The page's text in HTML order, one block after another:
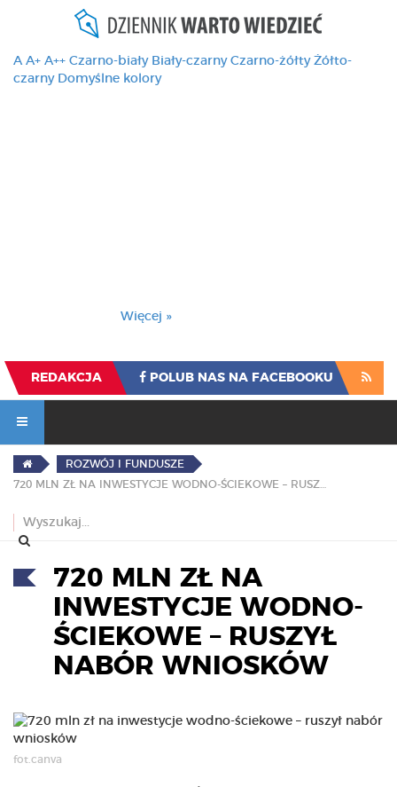
A A+ A++ Czarno-biały Biały-czarny Czarno-żółty Żółto-
czarny Domyślne kolory
Więcej »
REDAKCJA POLUB NAS NA FACEBOOKU
ROZWÓJ I FUNDUSZE
720 MLN ZŁ NA
INWESTYCJE WODNO-
ŚCIEKOWE – RUSZYŁ
NABÓR WNIOSKÓW
fot.canva